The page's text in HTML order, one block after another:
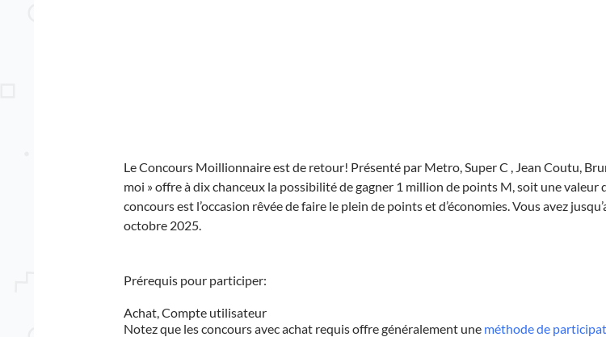
Le Concours Moillionnaire est de retour! Présenté par Metro, Super C , Jean Coutu,
moi » offre à dix chanceux la possibilité de gagner 1 million de points M, soit une valeur
concours est l’occasion rêvée de faire le plein de points et d’économies. Vous avez
octobre 2025.
Prérequis pour participer:
Achat, Compte utilisateur
Notez que les concours avec achat requis offre généralement une méthode de